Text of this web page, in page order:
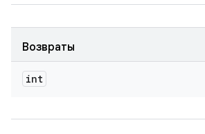
Возвраты
int